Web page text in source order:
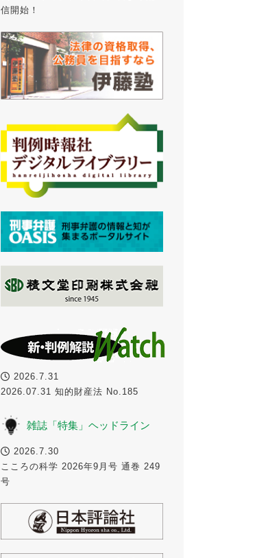
信開始！
2026.7.31
2026.07.31 知的財産法 No.185
雑誌「特集」ヘッドライン
2026.7.30
こころの科学 2026年9月号 通巻 249
号